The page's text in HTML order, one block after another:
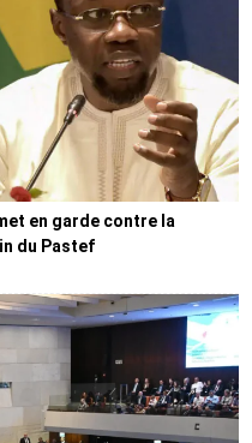
en garde contre la
du Pastef